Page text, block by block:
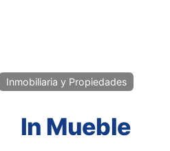
Inmobiliaria y Propiedades
In Mueble